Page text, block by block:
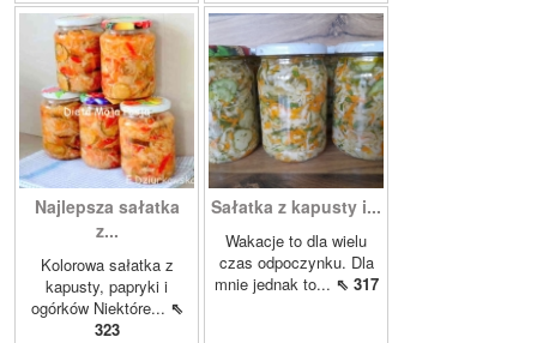
Najlepsza sałatka
z...
Kolorowa sałatka z
kapusty, papryki i
ogórków Niektóre... ⇖
323
Sałatka z kapusty i...
Wakacje to dla wielu
czas odpoczynku. Dla
mnie jednak to... ⇖ 317